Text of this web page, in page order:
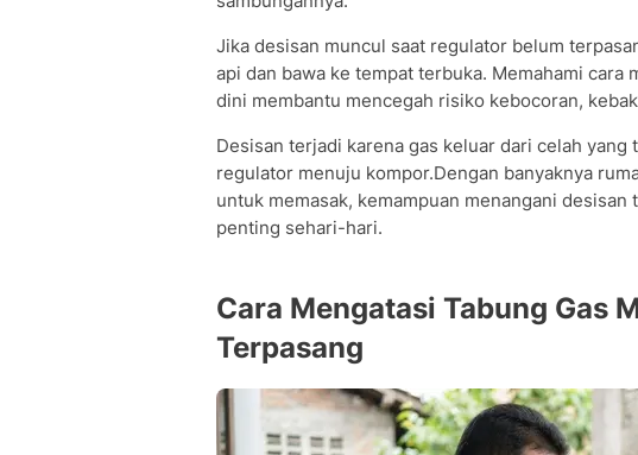
Pertanyaan dan Jawaban Seputar Cara Mengatasi
• Apakah tabung gas yang mendesis berbahaya?
• Kenapa tabung gas baru dipasang masih
• Apakah suara mendesis pada tabung gas bisa
Jika desisan muncul saat regulator belum
api dan bawa ke tempat terbuka. Memahami cara
dini membantu mencegah risiko kebocoran,
Desisan terjadi karena gas keluar dari celah
regulator menuju kompor.Dengan banyaknya
untuk memasak, kemampuan menangani
penting sehari-hari.
Cara Mengatasi Tabung Gas
Terpasang